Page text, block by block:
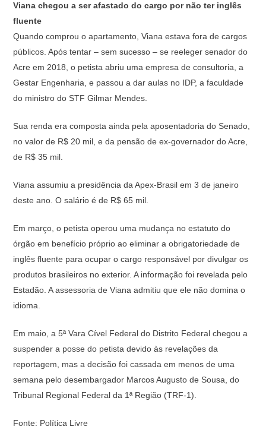
Viana chegou a ser afastado do cargo por não ter inglês
fluente
Quando comprou o apartamento, Viana estava fora de cargos
públicos. Após tentar – sem sucesso – se reeleger senador do
Acre em 2018, o petista abriu uma empresa de consultoria, a
Gestar Engenharia, e passou a dar aulas no IDP, a faculdade
do ministro do STF Gilmar Mendes.
Sua renda era composta ainda pela aposentadoria do Senado,
no valor de R$ 20 mil, e da pensão de ex-governador do Acre,
de R$ 35 mil.
Viana assumiu a presidência da Apex-Brasil em 3 de janeiro
deste ano. O salário é de R$ 65 mil.
Em março, o petista operou uma mudança no estatuto do
órgão em benefício próprio ao eliminar a obrigatoriedade de
inglês fluente para ocupar o cargo responsável por divulgar os
produtos brasileiros no exterior. A informação foi revelada pelo
Estadão. A assessoria de Viana admitiu que ele não domina o
idioma.
Em maio, a 5ª Vara Cível Federal do Distrito Federal chegou a
suspender a posse do petista devido às revelações da
reportagem, mas a decisão foi cassada em menos de uma
semana pelo desembargador Marcos Augusto de Sousa, do
Tribunal Regional Federal da 1ª Região (TRF-1).
Fonte: Política Livre